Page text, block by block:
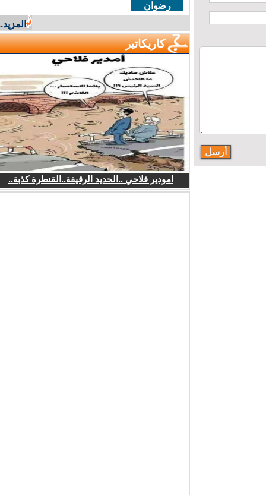
رضوان
المزيد...
كاريكاتير
امودير فلاحي ..الحديد الرقيقة..القنطرة كذبة..